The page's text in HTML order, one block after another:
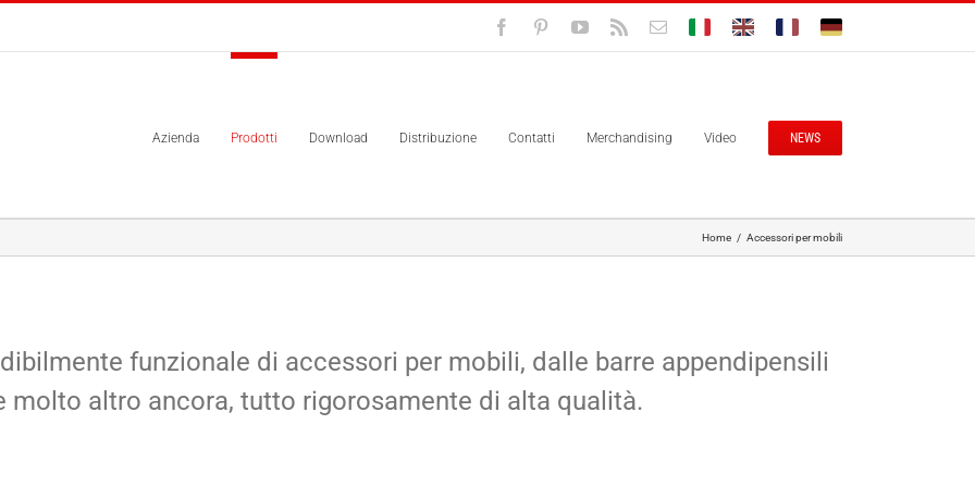
FacebookPinterestYouTube
Rss EmailBolisitalia.itBolisitalia.com
Bolisitalia.frBolisitalia.de
Azienda Prodotti Download Distribuzione Contatti Merchandising Video NEWS
Home / Accessori per mobili
funzionale di accessori per mobili, dalle barre appendipensili
molto altro ancora, tutto rigorosamente di alta qualità.